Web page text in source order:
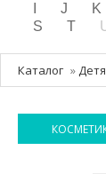
Витамины
Детям и
Косметика
Маникюр и
J K
S
T
Каталог »